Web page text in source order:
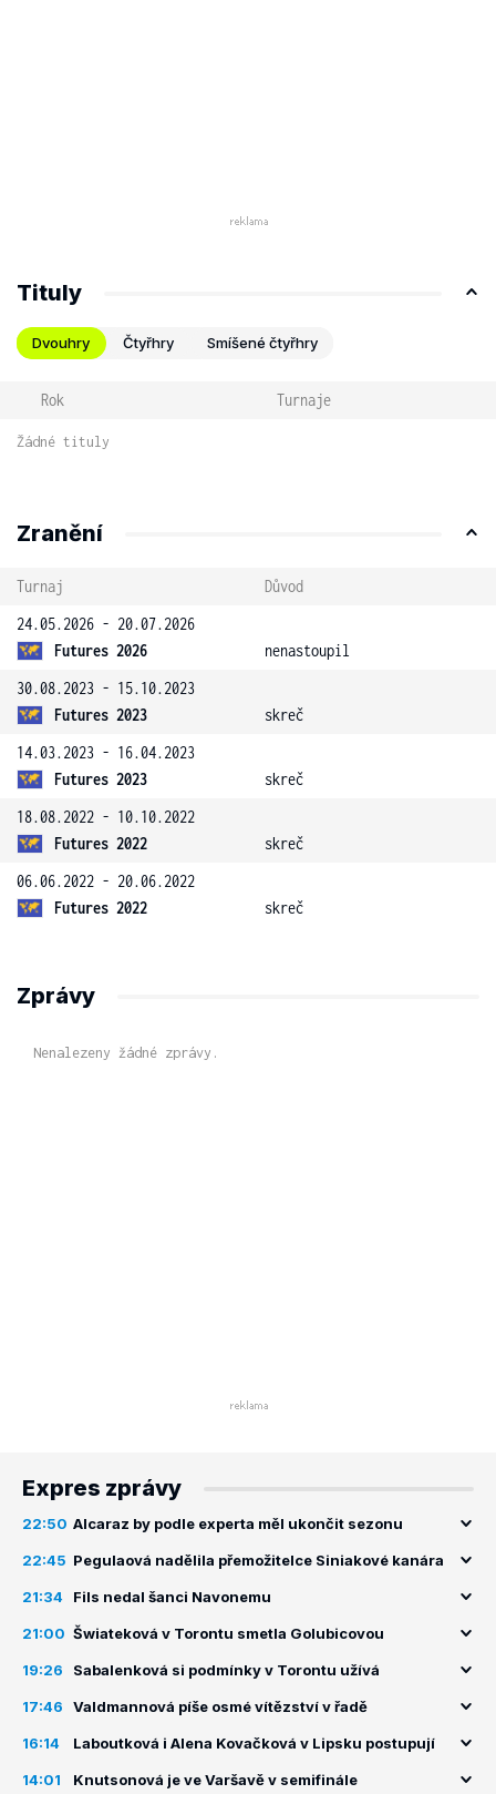
Tituly
Dvouhry Čtyřhry Smíšené čtyřhry
Rok Turnaje
Žádné tituly
Zranění
Turnaj
Důvod
24.05.2026 - 20.07.2026
Futures 2026
nenastoupil
30.08.2023 - 15.10.2023
Futures 2023
skreč
14.03.2023 - 16.04.2023
Futures 2023
skreč
18.08.2022 - 10.10.2022
Futures 2022
skreč
06.06.2022 - 20.06.2022
Futures 2022
skreč
Zprávy
Nenalezeny žádné zprávy.
Expres zprávy
22:50 Alcaraz by podle experta měl ukončit sezonu
22:45 Pegulaová nadělila přemožitelce Siniakové kanára
21:34 Fils nedal šanci Navonemu
21:00 Šwiateková v Torontu smetla Golubicovou
19:26 Sabalenková si podmínky v Torontu užívá
17:46 Valdmannová píše osmé vítězství v řadě
16:14 Laboutková i Alena Kovačková v Lipsku postupují
14:01 Knutsonová je ve Varšavě v semifinále